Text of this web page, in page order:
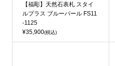
【福彫】天然石表札 スタイ
ルプラス ブルーパール FS11
-1125
¥35,900(税込)